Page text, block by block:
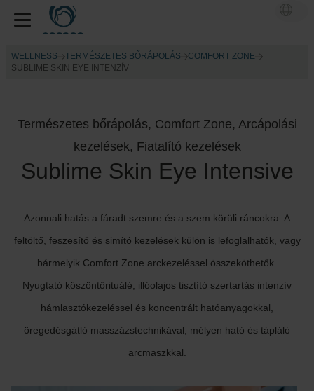
WELLNESS TERMÉSZETES BŐRÁPOLÁS
COMFORT ZONE
SUBLIME SKIN EYE INTENZÍV
Természetes bőrápolás, Comfort Zone, Arcápolási
kezelések, Fiatalító kezelések
Sublime Skin Eye Intensive
Azonnali hatás a fáradt szemre és a szem körüli ráncokra. A
feltöltő, feszesítő és simító kezelések külön is lefoglalhatók, vagy
bármelyik Comfort Zone arckezeléssel összeköthetők.
Nyugtató köszöntőrituálé, illóolajos tisztító szertartás intenzív
hámlasztókezeléssel és koncentrált hatóanyagokkal,
öregedésgátló masszázstechnikával, mélyen ható és tápláló
arcmaszkkal.